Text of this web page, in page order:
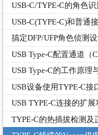
USB Type-C的工作原理